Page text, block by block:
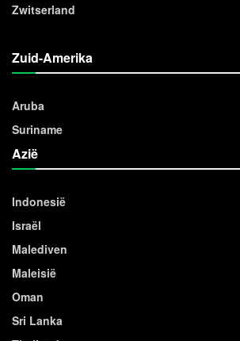
Zwitserland
Zuid-Amerika
Aruba
Suriname
Azië
Indonesië
Israël
Malediven
Maleisië
Oman
Sri Lanka